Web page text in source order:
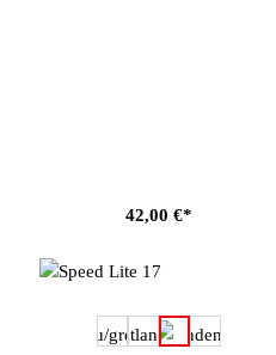
42,00 €*
Farbeauswählen